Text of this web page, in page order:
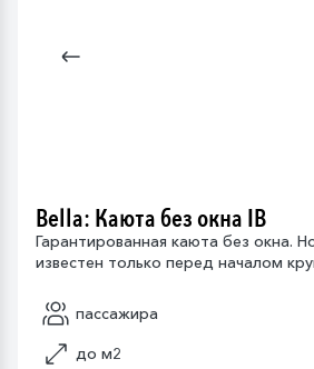
Bella: Каюта без окна IB
Гарантированная каюта без окна.
известен только перед началом
пассажира
до м2